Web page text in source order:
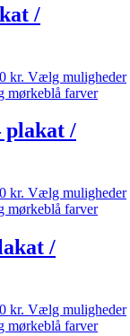
/
kr. Vælg muligheder
plakat /
kr. Vælg muligheder
/
kr. Vælg muligheder